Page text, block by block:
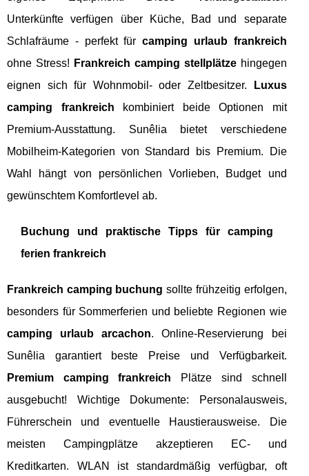
Unterkünfte verfügen über Küche, Bad und separate
Schlafräume - perfekt fürcamping urlaub frankreich
ohne Stress! Frankreich camping stellplätzehingegen
eignen sich für Wohnmobil- oder Zeltbesitzer.
Luxus
camping frankreich kombiniert beide Optionen mit
Premium-Ausstattung. Sunêlia bietet verschiedene
Mobilheim-Kategorien von Standard bis Premium. Die
Wahl hängt von persönlichen Vorlieben, Budget und
gewünschtem Komfortlevel ab.
Buchung und praktische Tipps für camping
ferien frankreich
Frankreich camping buchung sollte frühzeitig erfolgen,
besonders für Sommerferien und beliebte Regionen wie
camping urlaub arcachon. Online-Reservierung bei
Sunêlia garantiert beste Preise und Verfügbarkeit.
Premium camping frankreich Plätze sind schnell
ausgebucht! Wichtige Dokumente: Personalausweis,
Führerschein und eventuelle Haustierausweise. Die
meisten Campingplätze akzeptieren EC- und
Kreditkarten. WLAN ist standardmäßig verfügbar, oft